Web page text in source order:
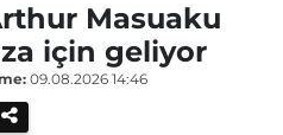
Masuaku
için geliyor
09.08.2026 14:46